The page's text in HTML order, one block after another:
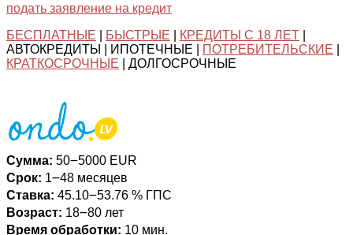
подать заявление на кредит
БЕСПЛАТНЫЕ
БЫСТРЫЕ КРЕДИТЫ С 18 ЛЕТ
АВТОКРЕДИТЫ | ИПОТЕЧНЫЕ |
ПОТРЕБИТЕЛЬСКИЕ
КРАТКОСРОЧНЫЕ | ДОЛГОСРОЧНЫЕ
Сумма: 50౼5000 EUR
Срок: 1౼48 месяцев
Ставка: 45.10౼53.76 % ГПС
Возраст: 18౼80 лет
Время обработки: 10 мин.